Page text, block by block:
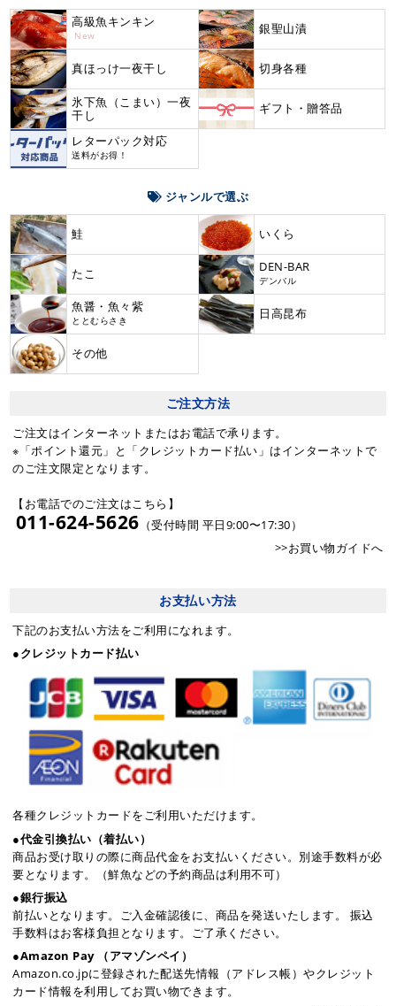
高級魚キンキン
New 銀聖山漬
真ほっけ一夜干し 切身各種
氷下魚（こまい）一夜
干し
ギフト・贈答品
レターパック対応
送料がお得！
ジャンルで選ぶ
鮭 いくら
たこ DEN-BAR
デンバル
魚醤・魚々紫
ととむらさき 日高昆布
その他
ご注文方法
ご注文はインターネットまたはお電話で承ります。
※「ポイント還元」と「クレジットカード払い」はインターネットで
のご注文限定となります。
【お電話でのご注文はこちら】
011-624-5626 （受付時間 平日9:00〜17:30）
>>お買い物ガイドへ
お支払い方法
下記のお支払い方法をご利用になれます。
●クレジットカード払い
各種クレジットカードをご利用いただけます。
●代金引換払い（着払い）
商品お受け取りの際に商品代金をお支払いください。別途手数料が必
要となります。（鮮魚などの予約商品は利用不可）
●銀行振込
前払いとなります。ご入金確認後に、商品を発送いたします。 振込
手数料はお客様負担となります。ご了承ください。
●Amazon Pay （アマゾンペイ）
Amazon.co.jpに登録された配送先情報（アドレス帳）やクレジット
カード情報を利用してお買い物できます。